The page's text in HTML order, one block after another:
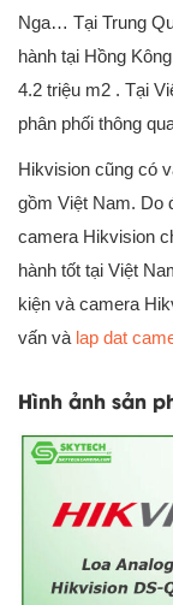
Nga… Tại Trung
hành tại Hồng
4.2 triệu m2 . Tại
phân phối thông
Hikvision cũng có
gồm Việt Nam. Do
camera Hikvision
hành tốt tại Việt
kiện và camera
vấn và lap dat
Hình ảnh sản